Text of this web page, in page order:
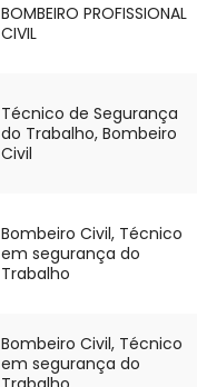
BOMBEIRO PROFISSIONAL
CIVIL
Técnico de Segurança
do Trabalho, Bombeiro
Civil
Bombeiro Civil, Técnico
em segurança do
Trabalho
Bombeiro Civil, Técnico
em segurança do